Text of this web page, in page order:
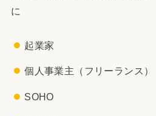
に
起業家
個人事業主（フリーランス）
SOHO